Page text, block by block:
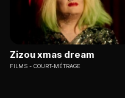
Zizou xmas dream
FILMS COURT-MÉTRAGE